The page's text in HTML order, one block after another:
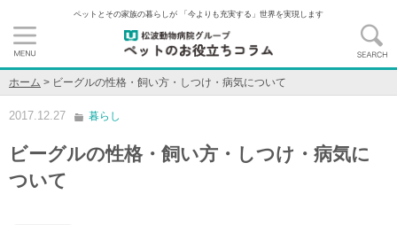
ペットとその家族の暮らしが 「今よりも充実する」世界を実現します
ホーム > ビーグルの性格・飼い方・しつけ・病気について
2017.12.27 暮らし
ビーグルの性格・飼い方・しつけ・病気に
ついて